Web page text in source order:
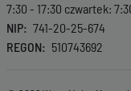
7:30 - 17:30 czwartek:
NIP
741-20-25-674
REGON
510743692